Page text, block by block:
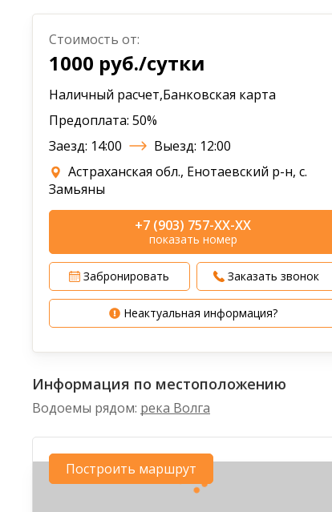
Стоимость от:
1000 руб./сутки
Наличный расчет,Банковская карта
Предоплата: 50%
Заезд: 14:00
Выезд: 12:00
Астраханская обл., Енотаевский р-н, с.
Замьяны
+7 (903) 757-XX-XX
показать номер
Забронировать Заказать звонок
Неактуальная информация?
Информация по местоположению
Водоемы рядом: река Волга
Построить маршрут